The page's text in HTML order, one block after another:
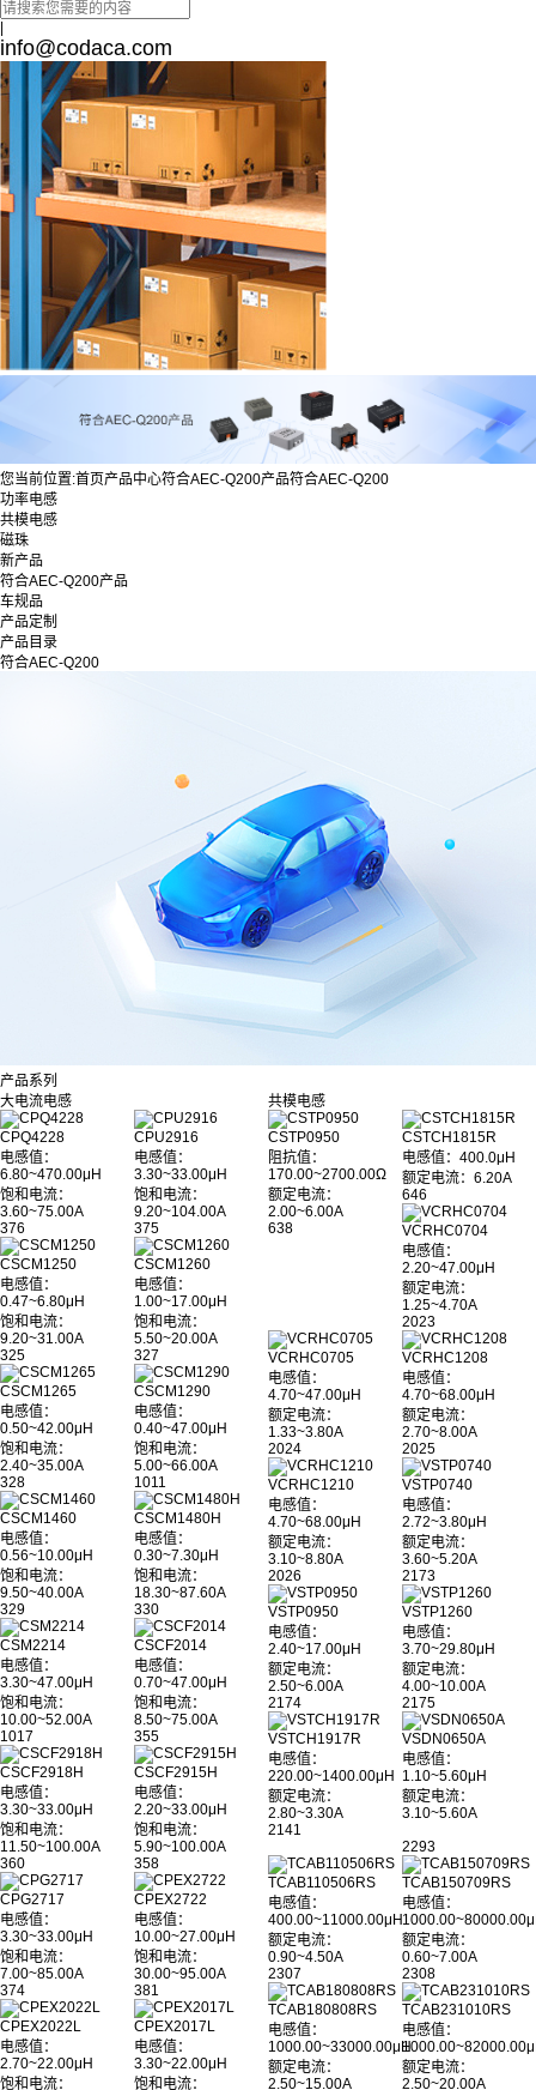
|
info@codaca.com
您当前位置:首页产品中心符合AEC-Q200产品符合AEC-Q200
功率电感
共模电感
磁珠
新产品
符合AEC-Q200产品
车规品
产品定制
产品目录
符合AEC-Q200
产品系列
大电流电感
CPQ4228
电感值：
6.80~470.00μH
饱和电流：
3.60~75.00A
376
CPU2916
电感值：
3.30~33.00μH
饱和电流：
9.20~104.00A
375
CSCM1250
电感值：
0.47~6.80μH
饱和电流：
9.20~31.00A
325
CSCM1260
电感值：
1.00~17.00μH
饱和电流：
5.50~20.00A
327
CSCM1265
电感值：
0.50~42.00μH
饱和电流：
2.40~35.00A
328
CSCM1290
电感值：
0.40~47.00μH
饱和电流：
5.00~66.00A
1011
CSCM1460
电感值：
0.56~10.00μH
饱和电流：
9.50~40.00A
329
CSCM1480H
电感值：
0.30~7.30μH
饱和电流：
18.30~87.60A
330
CSM2214
电感值：
3.30~47.00μH
饱和电流：
10.00~52.00A
1017
CSCF2014
电感值：
0.70~47.00μH
饱和电流：
8.50~75.00A
355
CSCF2918H
电感值：
3.30~33.00μH
饱和电流：
11.50~100.00A
360
CSCF2915H
电感值：
2.20~33.00μH
饱和电流：
5.90~100.00A
358
CPG2717
电感值：
3.30~33.00μH
饱和电流：
7.00~85.00A
374
CPEX2722
电感值：
10.00~27.00μH
饱和电流：
30.00~95.00A
381
CPEX2022L
电感值：
2.70~22.00μH
饱和电流：
CPEX2017L
电感值：
3.30~22.00μH
饱和电流：
共模电感
CSTP0950
阻抗值：
170.00~2700.00Ω
额定电流：
2.00~6.00A
638
CSTCH1815R
电感值 ：400.0μH
额定电流：6.20A
646
VCRHC0704
电感值：
2.20~47.00μH
额定电流：
1.25~4.70A
2023
VCRHC0705
电感值：
4.70~47.00μH
额定电流：
1.33~3.80A
2024
VCRHC1208
电感值：
4.70~68.00μH
额定电流：
2.70~8.00A
2025
VCRHC1210
电感值：
4.70~68.00μH
额定电流：
3.10~8.80A
2026
VSTP0740
电感值：
2.72~3.80μH
额定电流：
3.60~5.20A
2173
VSTP0950
电感值：
2.40~17.00μH
额定电流：
2.50~6.00A
2174
VSTP1260
电感值：
3.70~29.80μH
额定电流：
4.00~10.00A
2175
VSTCH1917R
电感值：
220.00~1400.00μH
额定电流：
2.80~3.30A
2141
VSDN0650A
电感值：
1.10~5.60μH
额定电流：
3.10~5.60A
2293
TCAB110506RS
电感值：
400.00~11000.00μH
额定电流：
0.90~4.50A
2307
TCAB150709RS
电感值：
额定电流：
0.60~7.00A
2308
TCAB180808RS
电感值：
1000.00~33000.00μH
额定电流：
2.50~15.00A
TCAB231010RS
电感值：
额定电流：
2.50~20.00A